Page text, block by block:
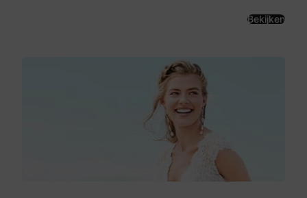
Bekijken